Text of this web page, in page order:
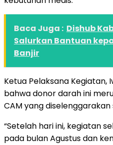
Baca Juga : Dishub
Salurkan Bantuan
Banjir
Ketua Pelaksana Kegiatan,
bahwa donor darah ini
CAM yang
“Setelah hari ini, kegiatan
pada bulan Agustus dan